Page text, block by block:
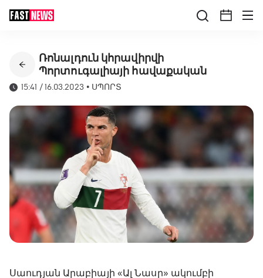
Ռոնալդուն կհրավիրվի
Պորտուգալիայի հավաքական
15:41 / 16.03.2023 • ՍՊՈՐՏ
Սաուդյան Արաբիայի «Ալ Նասր» ակումբի